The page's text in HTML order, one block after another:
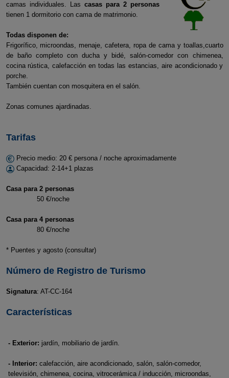
camas individuales. Las casas para 2 personas
tienen 1 dormitorio con cama de matrimonio.
Todas disponen de:
Frigorífico, microondas, menaje, cafetera, ropa de cama y toallas,cuarto
de baño completo con ducha y bidé, salón-comedor con chimenea,
cocina rústica, calefacción en todas las estancias, aire acondicionado y
porche.
También cuentan con mosquitera en el salón.
Zonas comunes ajardinadas.
Tarifas
Precio medio: 20 € persona / noche aproximadamente
Capacidad: 2-14+1 plazas
Casa para 2 personas
50 €/noche
Casa para 4 personas
80 €/noche
* Puentes y agosto (consultar)
Número de Registro de Turismo
Signatura: AT-CC-164
Características
- Exterior: jardín, mobiliario de jardín.
- Interior: calefacción, aire acondicionado, salón, salón-comedor,
televisión, chimenea, cocina, vitrocerámica / inducción, microondas,